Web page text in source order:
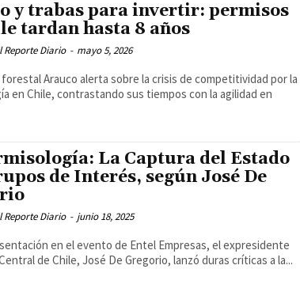
y trabas para invertir: permisos
tardan hasta 8 años
Reporte Diario - mayo 5, 2026
Arauco alerta sobre la crisis de competitividad por la
en Chile, contrastando sus tiempos con la agilidad en
La Captura del Estado
de Interés, según José De
Reporte Diario - junio 18, 2025
en el evento de Entel Empresas, el expresidente
de Chile, José De Gregorio, lanzó duras críticas a la...